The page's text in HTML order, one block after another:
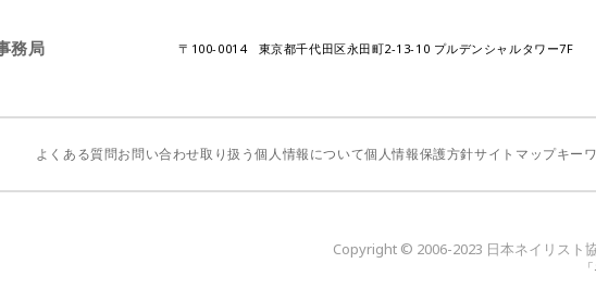
務局 〒100-0014 東京都千代田区永田町2-13-10 プルデンシャルタワー7F
よくある質問お問い合わせ取り扱う個人情報について個人情報保護方針サイトマップキー
Copyright © 2006-2023 日本ネイリスト